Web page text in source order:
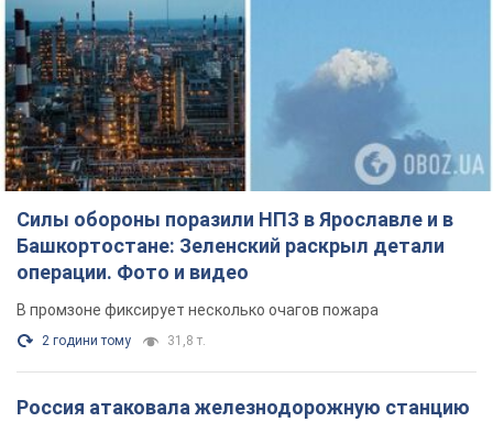
В промзоне фиксирует несколько очагов пожара
2 години тому 31,8 т.
Россия атаковала железнодорожную станцию
в Лозовой в Харьковской области: есть
погибшие и раненые
В результате удара БПЛА были повреждены вокзал,
контактная сеть и подвижной состав; движение поездов до
станции временно приостановлено
3 години тому 3,0 т.
ВАКС избрал меру пресечения экс-послу
Украины в США Стефанишиной: что известно о
деле